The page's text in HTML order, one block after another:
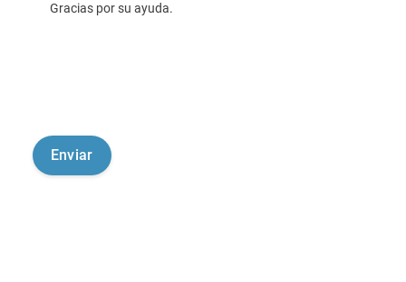
Gracias por su ayuda.